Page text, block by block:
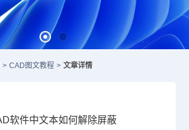
> CAD图文教程 > 文章详情
软件中文本如何解除屏蔽